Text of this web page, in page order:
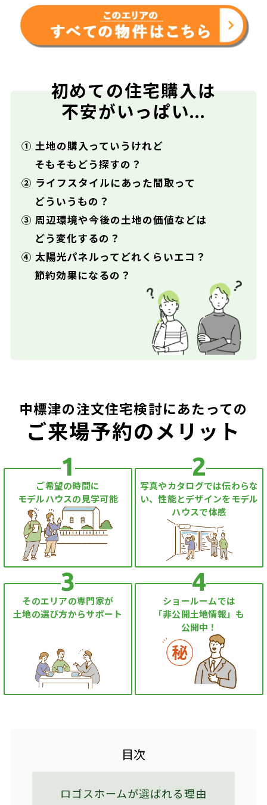
初めての住宅購入は
不安がいっぱい...
① 土地の購入っていうけれど
そもそもどう探すの？
② ライフスタイルにあった間取って
どういうもの？
③ 周辺環境や今後の土地の価値などは
どう変化するの？
④ 太陽光パネルってどれくらいエコ？
節約効果になるの？
中標津の注文住宅検討にあたっての
ご来場予約のメリット
1
ご希望の時間に
モデルハウスの見学可能
2
写真やカタログでは伝わらな
い、性能とデザインをモデル
ハウスで体感
3
そのエリアの専門家が
土地の選び方からサポート
4
ショールームでは
「非公開土地情報」も
公開中！
目次
ロゴスホームが選ばれる理由